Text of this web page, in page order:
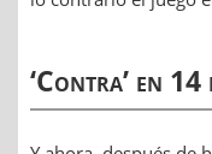
‘Contra’ en